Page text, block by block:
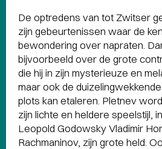
De optredens van tot Zwitser
zijn gebeurtenissen waar de
bewondering over napraten.
bijvoorbeeld over de grote
die hij in zijn mysterieuze en
maar ook de
plots kan etaleren. Pletnev
zijn lichte en heldere speelstijl,
Leopold Godowsky Vladimir
Rachmaninov, zijn grote held.